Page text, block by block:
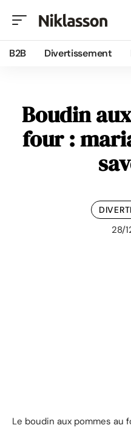
B2B Divertissement
Boudin
four :
28/
Le boudin aux pommes au